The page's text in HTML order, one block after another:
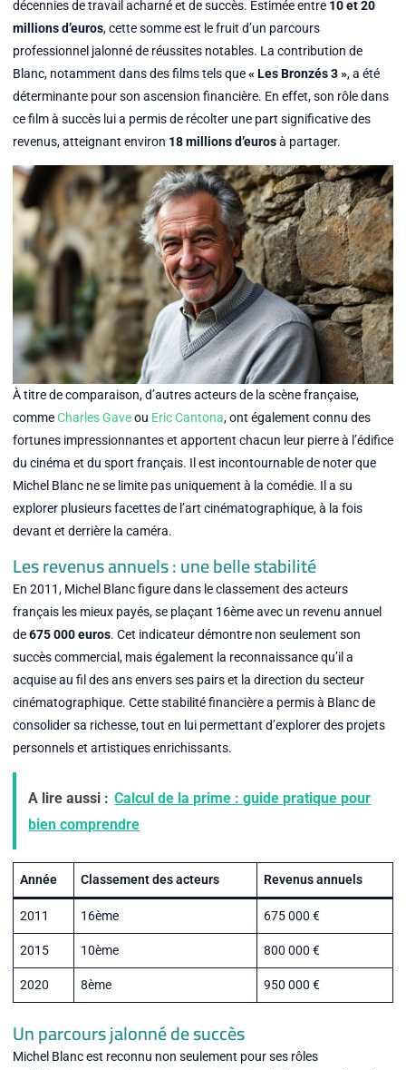
décennies de travail acharné et de succès. Estimée entre 10 et 20
millions d’euros, cette somme est le fruit d’un parcours
professionnel jalonné de réussites notables. La contribution de
Blanc, notamment dans des films tels que« Les Bronzés 3 », a été
déterminante pour son ascension financière. En effet, son rôle dans
ce film à succès lui a permis de récolter une part significative des
revenus, atteignant environ 18 millions d’eurosà partager.
À titre de comparaison, d’autres acteurs de la scène française,
commeCharles Gaveou Eric Cantona, ont également connu des
fortunes impressionnantes et apportent chacun leur pierre à l’édifice
du cinéma et du sport français. Il est incontournable de noter que
Michel Blanc ne se limite pas uniquement à la comédie. Il a su
explorer plusieurs facettes de l’art cinématographique, à la fois
devant et derrière la caméra.
Les revenus annuels : une belle stabilité
En 2011, Michel Blanc figure dans le classement des acteurs
français les mieux payés, se plaçant 16ème avec un revenu annuel
de675 000 euros. Cet indicateur démontre non seulement son
succès commercial, mais également la reconnaissance qu’il a
acquise au fil des ans envers ses pairs et la direction du secteur
cinématographique. Cette stabilité financière a permis à Blanc de
consolider sa richesse, tout en lui permettant d’explorer des projets
personnels et artistiques enrichissants.
A lire aussi : Calcul de la prime : guide pratique pour
bien comprendre
Année Classement des acteurs Revenus annuels
2011 16ème 675 000 €
2015 10ème 800 000 €
2020 8ème 950 000 €
Un parcours jalonné de succès
Michel Blanc est reconnu non seulement pour ses rôles